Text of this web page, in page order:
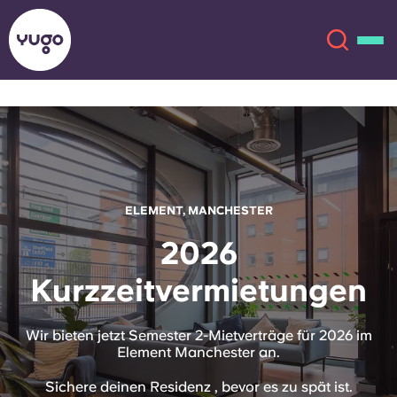
Über uns
Standorte
Mehr
Sprache
English (GB)
English (US)
Chinese Español
Català Deutsch
Italian French
Portuguese
ELEMENT, MANCHESTER
2026
Kurzzeitvermietungen
Wir bieten jetzt Semester 2-Mietverträge für 2026 im
Element Manchester an.
Sichere deinen Residenz , bevor es zu spät ist.